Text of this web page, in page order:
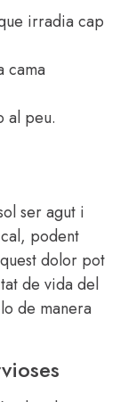
irradia cap
cama
al peu.
ser agut i
podent
dolor pot
de vida del
de manera